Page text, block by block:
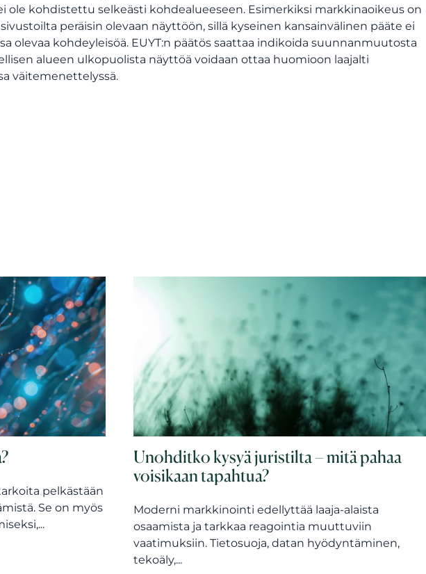
kohdistettu selkeästi kohdealueeseen. Esimerkiksi markkinaoikeus on
peräisin olevaan näyttöön, sillä kyseinen kansainvälinen pääte ei
olevaa kohdeyleisöä. EUYT:n päätös saattaa indikoida suunnanmuutosta
alueen ulkopuolista näyttöä voidaan ottaa huomioon laajalti
väitemenettelyssä.
pelkästään
Se on myös
Unohditko kysyä juristilta – mitä pahaa
voisikaan tapahtua?
Moderni markkinointi edellyttää laaja-alaista
osaamista ja tarkkaa reagointia muuttuviin
vaatimuksiin. Tietosuoja, datan hyödyntäminen,
tekoäly,...